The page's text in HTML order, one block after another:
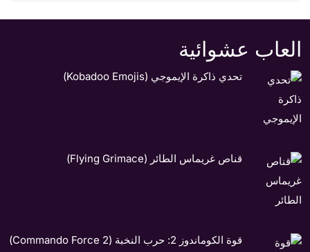
العاب عشوائية
تحدي ذاكرة الإيموجي (Kobadoo Emojis)
قناص غريماس الطائر (Flying Grimace)
قوة الكوماندوز 2: حرب النخبة (Commando Force 2)